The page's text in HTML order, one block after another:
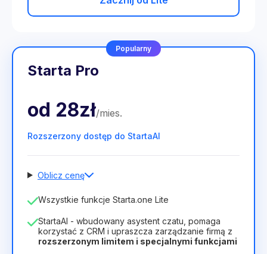
Popularny
Starta Pro
od 28zł/mies.
Rozszerzony dostęp do StartaAI
Oblicz cenę
Liczba pracowników
Czas trwania licencji
12 Months(zniżka -25%) Opłacalny
Wszystkie funkcje Starta.one Lite
StartaAI - wbudowany asystent czatu, pomaga
korzystać z CRM i upraszcza zarządzanie firmą z
rozszerzonym limitem i specjalnymi funkcjami